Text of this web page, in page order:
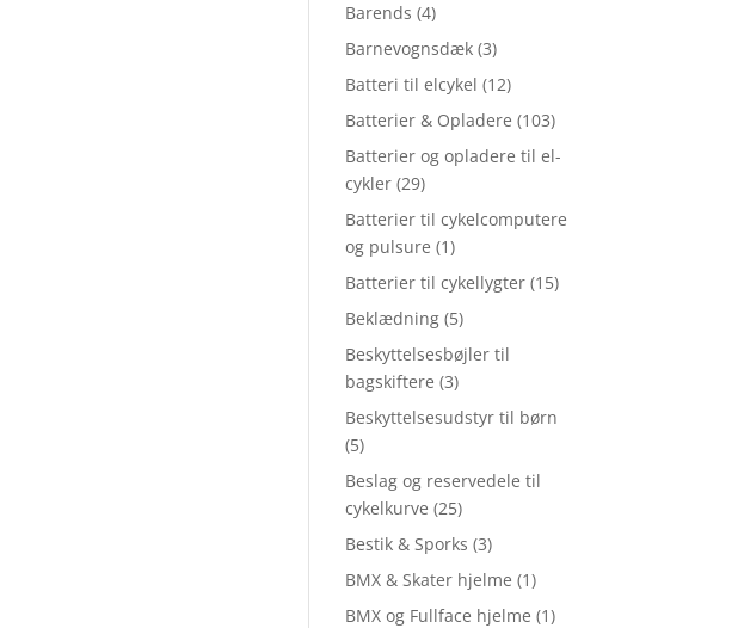
Barends (4)
Barnevognsdæk (3)
Batteri til elcykel (12)
Batterier & Opladere (103)
Batterier og opladere til el-
cykler (29)
Batterier til cykelcomputere
og pulsure (1)
Batterier til cykellygter (15)
Beklædning (5)
Beskyttelsesbøjler til
bagskiftere (3)
Beskyttelsesudstyr til børn
(5)
Beslag og reservedele til
cykelkurve (25)
Bestik & Sporks (3)
BMX & Skater hjelme (1)
BMX og Fullface hjelme (1)